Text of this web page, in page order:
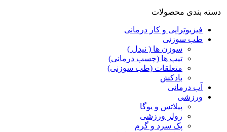
دسته بندی محصولات
فیزیوتراپی و کار درمانی
طب سوزنی
سوزن ها ( نیدل )
تیپ ها (چسب درمانی)
متعلقات (طب سوزنی)
بادکش
آب درمانی
ورزشی
پیلاتس و یوگا
رولر ورزشی
پک سرد و گرم